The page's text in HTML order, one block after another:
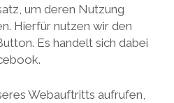
um deren Nutzung
Hierfür nutzen wir den
Es handelt sich dabei
Webauftritts aufrufen,